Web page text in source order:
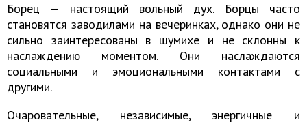
Борец — настоящий вольный дух. Борцы часто
становятся заводилами на вечеринках, однако они не
сильно заинтересованы в шумихе и не склонны к
наслаждению моментом. Они наслаждаются
социальными и эмоциональными контактами с
другими.
Очаровательные, независимые, энергичные и